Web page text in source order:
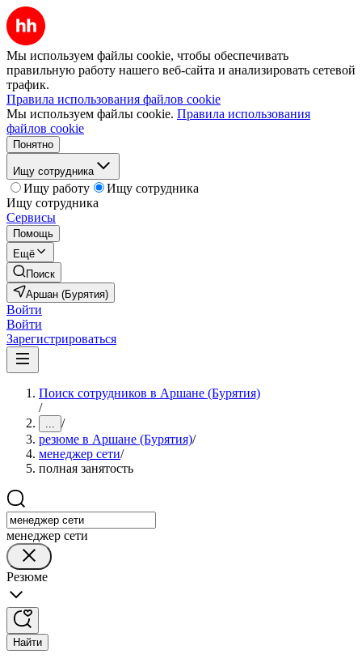
Мы используем файлы cookie, чтобы обеспечивать
правильную работу нашего веб-сайта и анализировать сетевой
трафик.
Правила использования файлов cookie
Мы используем файлы cookie. Правила использования
файлов cookie
Понятно
Ищу сотрудника
Ищу работу
Ищу сотрудника
Ищу сотрудника
Сервисы
Помощь
Ещё
Поиск
Аршан (Бурятия)
Войти
Войти
Зарегистрироваться
Поиск сотрудников в Аршане (Бурятия)
/
... /
резюме в Аршане (Бурятия)/
менеджер сети/
полная занятость
менеджер сети
Резюме
Найти